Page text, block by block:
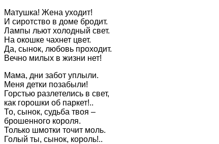
Матушка! Жена уходит!
И сиротство в доме бродит.
Лампы льют холодный свет.
На окошке чахнет цвет.
Да, сынок, любовь проходит.
Вечно милых в жизни нет!
Мама, дни забот уплыли.
Меня детки позабыли!
Горстью разлетелись в свет,
как горошки об паркет!..
То, сынок, судьба твоя –
брошенного короля.
Только шмотки точит моль.
Голый ты, сынок, король!..